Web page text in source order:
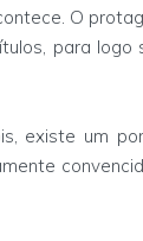
O
para
existe um